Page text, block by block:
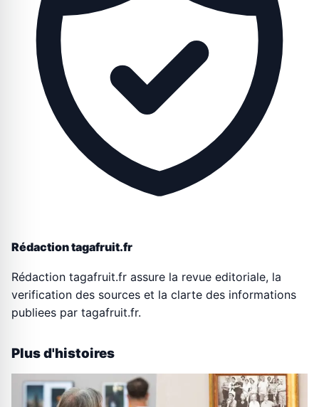
Rédaction tagafruit.fr
Rédaction tagafruit.fr assure la revue editoriale, la
verification des sources et la clarte des informations
publiees par tagafruit.fr.
Plus d'histoires